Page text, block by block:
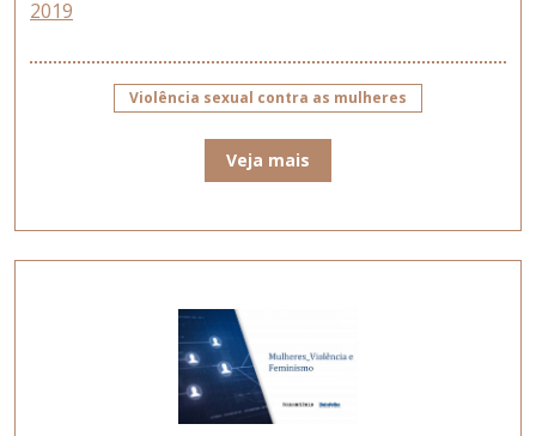
2019
Violência sexual contra as mulheres
Veja mais